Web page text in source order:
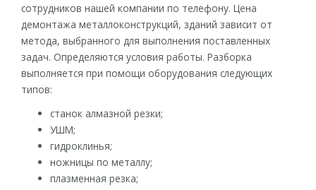
сотрудников нашей компании по телефону. Цена
демонтажа металлоконструкций, зданий зависит от
метода, выбранного для выполнения поставленных
задач. Определяются условия работы. Разборка
выполняется при помощи оборудования следующих
типов:
станок алмазной резки;
УШМ;
гидроклинья;
ножницы по металлу;
плазменная резка;